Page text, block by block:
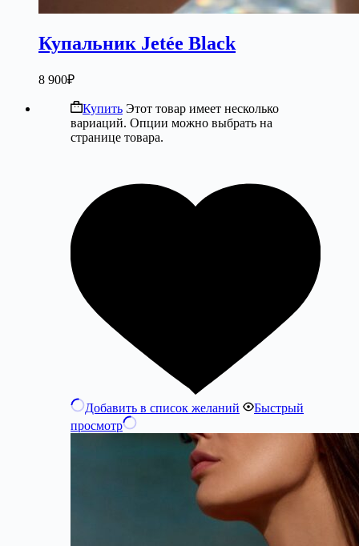
Купальник Jetée Black
8 900₽
Купить Этот товар имеет несколько
вариаций. Опции можно выбрать на
странице товара.
Добавить в список желаний
Быстрый
просмотр